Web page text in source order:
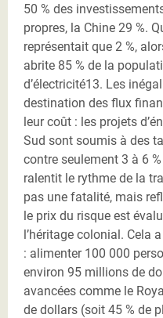
50 % des
propres, la Chine 29 %.
représentait que 2 %,
abrite 85 % de la
d’électricité13. Les
destination des flux
leur coût : les projets
Sud sont soumis à des
contre seulement 3 à 6
ralentit le rythme de la
pas une fatalité, mais
le prix du risque est
l’héritage colonial. Cela
: alimenter 100 000
environ 95 millions de
avancées comme le
de dollars (soit 45 % de